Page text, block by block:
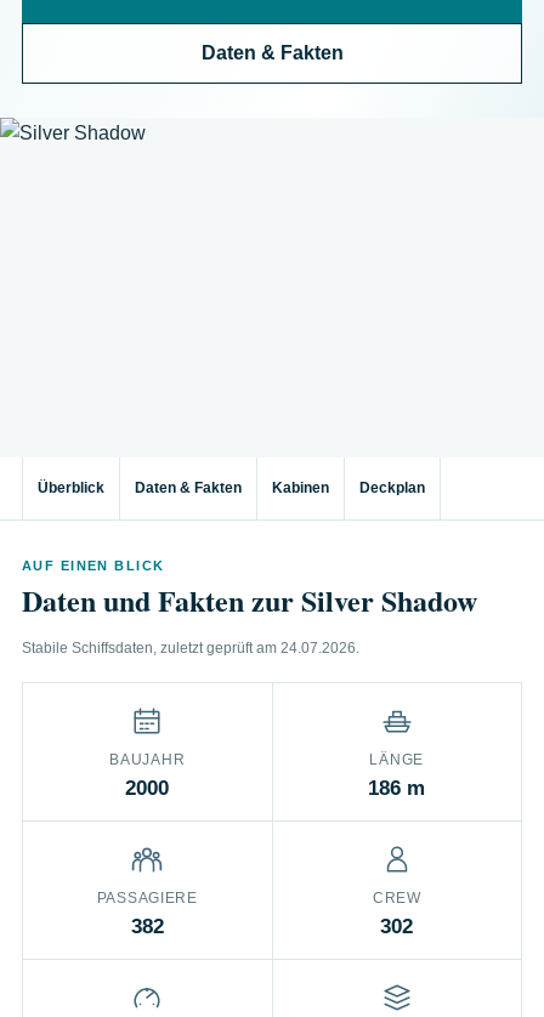
Daten & Fakten
Überblick Daten & Fakten Kabinen Deckplan
AUF EINEN BLICK
Daten und Fakten zur Silver Shadow
Stabile Schiffsdaten, zuletzt geprüft am 24.07.2026.
BAUJAHR
2000
LÄNGE
186 m
PASSAGIERE
382
CREW
302